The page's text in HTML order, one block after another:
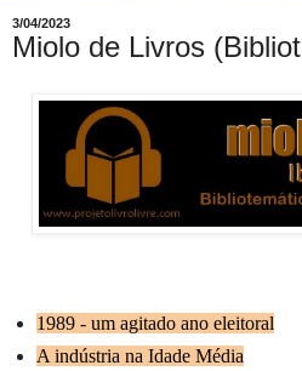
3/04/2023
Miolo de Livros
1989 - um agitado ano eleitoral
A indústria na Idade Média